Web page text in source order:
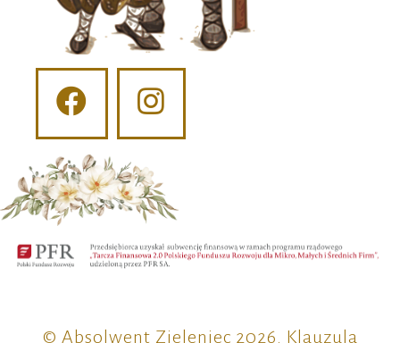
© Absolwent Zieleniec 2026. Klauzula